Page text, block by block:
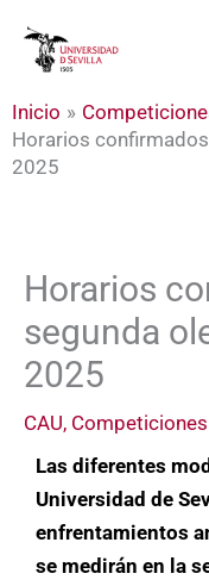
Inicio
Horarios
2025
Horarios
segunda
2025
CAU,
Las diferentes
Universidad de
enfrentamientos
se medirán en la